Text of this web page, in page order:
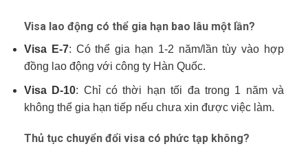
Visa lao động có thể gia hạn bao lâu một lần?
Visa E-7: Có thể gia hạn 1-2 năm/lần tùy vào hợp
đồng lao động với công ty Hàn Quốc.
Visa D-10: Chỉ có thời hạn tối đa trong 1 năm và
không thể gia hạn tiếp nếu chưa xin được việc làm.
Thủ tục chuyển đổi visa có phức tạp không?